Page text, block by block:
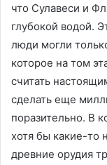
что Сулавеси и
глубокой водой.
люди могли
которое на том
считать
сделать еще
поразительно. В
хотя бы какие-то
древние орудия